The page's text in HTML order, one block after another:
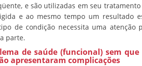
e são utilizadas em seu tratamento
e ao mesmo tempo um resultado
de condição necessita uma
parte.
de saúde (funcional) sem
apresentaram complicações